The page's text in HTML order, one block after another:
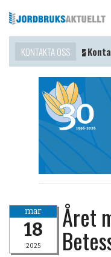
KONTAKTA OSS
i kontakt?
mar
18
2025
Året